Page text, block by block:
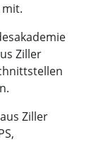
Ziller
Ziller